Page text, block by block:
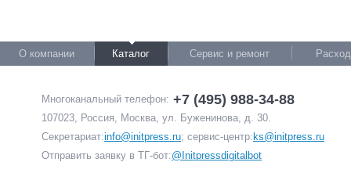
О компании Каталог Сервис и ремонт
Многоканальный телефон: +7 (495) 988-34-88
107023, Россия, Москва, ул. Буженинова, д. 30.
Секретариат:info@initpress.ru; сервис-центр: ks@initpress.ru
Отправить заявку в ТГ-бот:@Initpressdigitalbot